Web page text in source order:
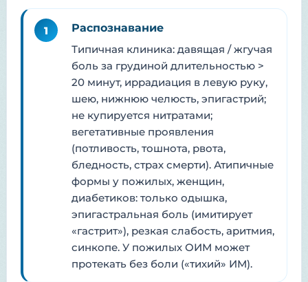
1
Распознавание
Типичная клиника: давящая / жгучая
боль за грудиной длительностью >
20 минут, иррадиация в левую руку,
шею, нижнюю челюсть, эпигастрий;
не купируется нитратами;
вегетативные проявления
(потливость, тошнота, рвота,
бледность, страх смерти). Атипичные
формы у пожилых, женщин,
диабетиков: только одышка,
эпигастральная боль (имитирует
«гастрит»), резкая слабость, аритмия,
синкопе. У пожилых ОИМ может
протекать без боли («тихий» ИМ).